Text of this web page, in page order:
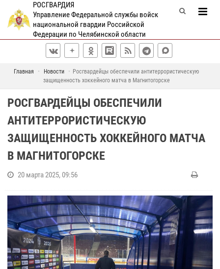
РОСГВАРДИЯ
Управление Федеральной службы войск
национальной гвардии Российской
Федерации по Челябинской области
Главная Новости
Росгвардейцы обеспечили антитеррористическую
защищенность хоккейного матча в Магнитогорске
РОСГВАРДЕЙЦЫ ОБЕСПЕЧИЛИ
АНТИТЕРРОРИСТИЧЕСКУЮ
ЗАЩИЩЕННОСТЬ ХОККЕЙНОГО МАТЧА
В МАГНИТОГОРСКЕ
20 марта 2025, 09:56